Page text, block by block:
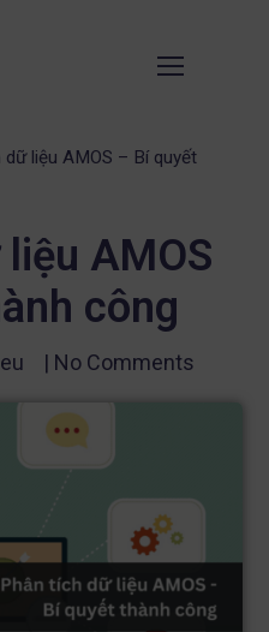
dữ liệu AMOS – Bí quyết
AMOS
công
| No Comments